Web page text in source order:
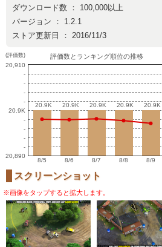
ダウンロード数 ： 100,000以上
バージョン ： 1.2.1
ストア更新日 ： 2016/11/3
(評価数)
20,910
-
-
-
-
20.9K
-
-
-
-
20,890
評価数とランキング順位の推移
20.9K
20.9K 20.9K
20.9K 20.9K
20.9K 20.9K
20.9K 20.9K
20.9K
8/5 8/6 8/7 8/8 8/9
スクリーンショット
※画像をタップすると拡大します。